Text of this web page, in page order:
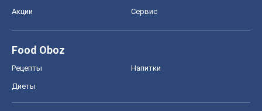
Акции Сервис
Food Oboz
Рецепты Напитки
Диеты